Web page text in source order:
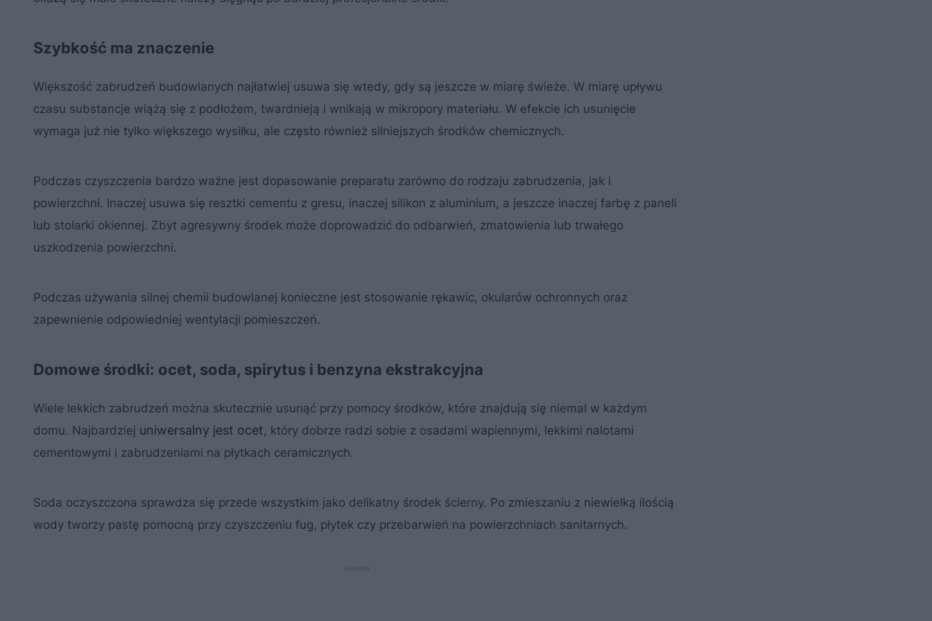
Szybkość ma znaczenie
Większość zabrudzeń budowlanych najłatwiej usuwa się wtedy, gdy są jeszcze w miarę świeże. W miarę upływu
czasu substancje wiążą się z podłożem, twardnieją i wnikają w mikropory materiału. W efekcie ich usunięcie
wymaga już nie tylko większego wysiłku, ale często również silniejszych środków chemicznych.
Podczas czyszczenia bardzo ważne jest dopasowanie preparatu zarówno do rodzaju zabrudzenia, jak i
powierzchni. Inaczej usuwa się resztki cementu z gresu, inaczej silikon z aluminium, a jeszcze inaczej farbę z paneli
lub stolarki okiennej. Zbyt agresywny środek może doprowadzić do odbarwień, zmatowienia lub trwałego
uszkodzenia powierzchni.
Podczas używania silnej chemii budowlanej konieczne jest stosowanie rękawic, okularów ochronnych oraz
zapewnienie odpowiedniej wentylacji pomieszczeń.
Domowe środki: ocet, soda, spirytus i benzyna ekstrakcyjna
Wiele lekkich zabrudzeń można skutecznie usunąć przy pomocy środków, które znajdują się niemal w każdym
domu. Najbardziej uniwersalny jest ocet, który dobrze radzi sobie z osadami wapiennymi, lekkimi nalotami
cementowymi i zabrudzeniami na płytkach ceramicznych.
Soda oczyszczona sprawdza się przede wszystkim jako delikatny środek ścierny. Po zmieszaniu z niewielką ilością
wody tworzy pastę pomocną przy czyszczeniu fug, płytek czy przebarwień na powierzchniach sanitarnych.